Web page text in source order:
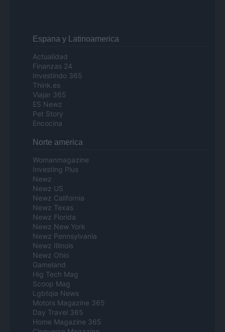
Espana y Latinoamerica
Actualidad
Finanzas 24
Investindo 365
Think.es
Viajar 365
ES Newz
Pet Story
Encocina
Norte america
Womanmagazine
Investing Plus
Newz
Newz US
Newz California
Newz Texas
Newz Florida
Newz New York
Newz Pennsylvania
Newz Illinois
Newz Ohio
Gameland
Hig Tech Mag
Scoop Mag
Lgbtqia News
Motors Magazine 365
Day Travel 365
Home Magazine 365